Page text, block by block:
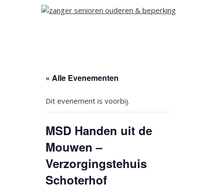
« Alle Evenementen
Dit evenement is voorbij.
MSD Handen uit de
Mouwen –
Verzorgingstehuis
Schoterhof